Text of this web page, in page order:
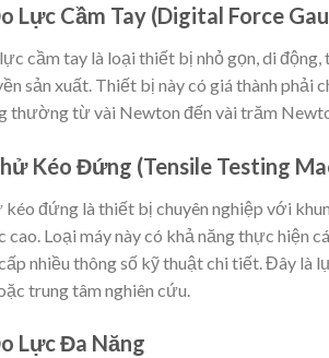
Lực Cầm Tay (Digital Force
cầm tay là loại thiết bị nhỏ gọn, di
sản xuất. Thiết bị này có giá thành phải
thường từ vài Newton đến vài trăm
Kéo Đứng (Tensile Testing
đứng là thiết bị chuyên nghiệp với
cao. Loại máy này có khả năng thực hiện
nhiều thông số kỹ thuật chi tiết. Đây là
trung tâm nghiên cứu.
Lực Đa Năng